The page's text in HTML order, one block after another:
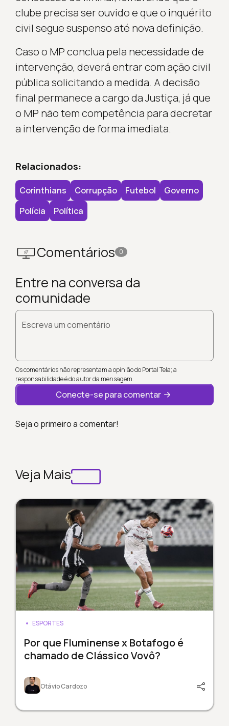
clube precisa ser ouvido e que o inquérito
civil segue suspenso até nova definição.
Caso o MP conclua pela necessidade de
intervenção, deverá entrar com ação civil
pública solicitando a medida. A decisão
final permanece a cargo da Justiça, já que
o MP não tem competência para decretar
a intervenção de forma imediata.
Relacionados:
Corinthians Corrupção Futebol
Governo
Polícia
Política
Comentários 0
Entre na conversa da
comunidade
Escreva um comentário
Os comentários não representam a opinião do Portal Tela; a
responsabilidade é do autor da mensagem.
Conecte-se para comentar
Seja o primeiro a comentar!
Veja Mais
ESPORTES
Por que Fluminense x Botafogo é
chamado de Clássico Vovô?
Otávio Cardozo